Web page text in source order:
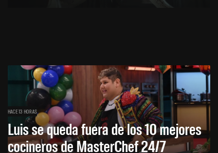
HACE 13 HORAS
Luis se queda fuera de los 10 mejores
cocineros de MasterChef 24/7